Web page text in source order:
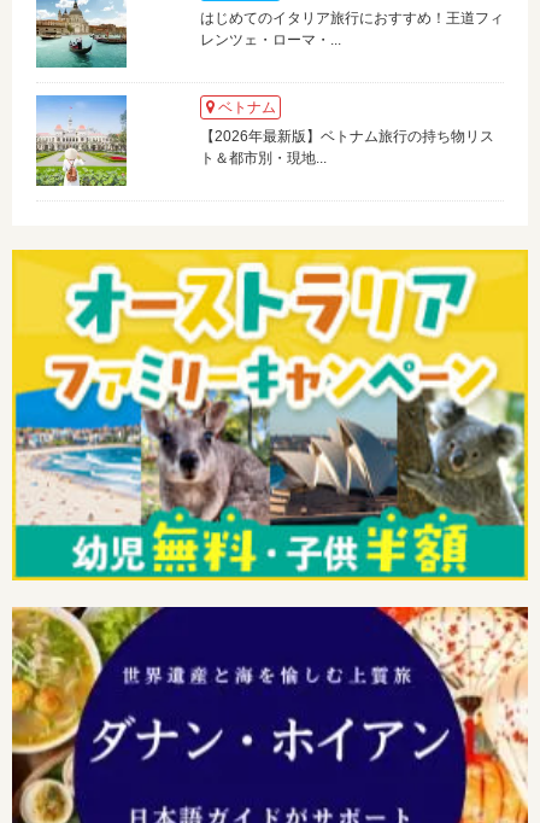
はじめてのイタリア旅行におすすめ！王道フィ
レンツェ・ローマ・...
ベトナム
【2026年最新版】ベトナム旅行の持ち物リス
ト＆都市別・現地...